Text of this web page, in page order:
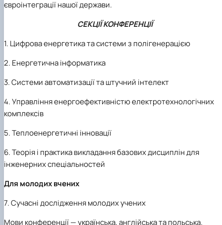
євроінтеграції нашої держави.
СЕКЦІЇ КОНФЕРЕНЦІЇ
1. Цифрова енергетика та системи з полігенерацією
2. Енергетична інформатика
3. Системи автоматизації та штучний інтелект
4. Управління енергоефективністю електротехнологічних
комплексів
5.Теплоенергетичні інновації
6. Теорія і практика викладання базових дисциплін для
інженерних спеціальностей
Для молодих вчених
7.Сучасні дослідження молодих учених
Мови конференції — українська,англійська та польська.